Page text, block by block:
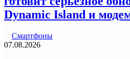
Dynamic Island и
Смартфоны
07.08.2026